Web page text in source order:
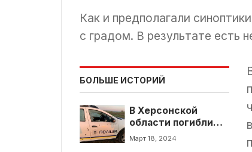
Как и предполагали
с градом. В результате есть
БОЛЬШЕ ИСТОРИЙ
В Херсонской
области погибли
люди при разборе
Март 18, 2024